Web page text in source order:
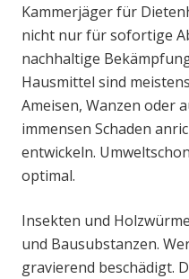
Kammerjäger für
nicht nur für sofortige
nachhaltige
Hausmittel sind
Ameisen, Wanzen oder
immensen Schaden
entwickeln.
optimal.
Insekten und
und Bausubstanzen.
gravierend beschädigt.